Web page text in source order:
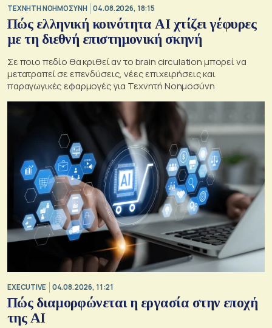
TΕΧΝΗΤΗ ΝΟΗΜΟΣΥΝΗ 04.08.2026, 18:15
Πώς ελληνική κοινότητα AI χτίζει γέφυρες
με τη διεθνή επιστημονική σκηνή
Σε ποιο πεδίο θα κριθεί αν το brain circulation μπορεί να
μετατραπεί σε επενδύσεις, νέες επιχειρήσεις και
παραγωγικές εφαρμογές για Τεχνητή Νοημοσύνη
EXECUTIVE 04.08.2026, 11:21
Πώς διαμορφώνεται η εργασία στην εποχή
της AI